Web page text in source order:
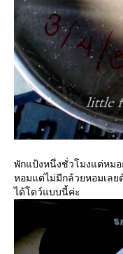
พักแป้งหนึ่งชั่วโมงแต่หม
หอมแต่ไม่มีกล้วยหอมเล
ได้โดว์แบบนี้ค่ะ